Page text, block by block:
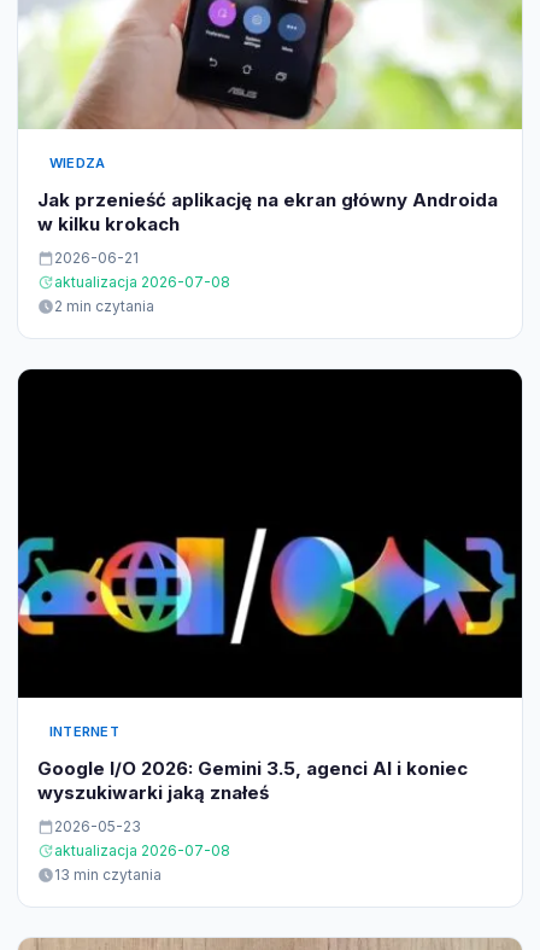
WIEDZA
Jak przenieść aplikację na ekran główny Androida
w kilku krokach
2026-06-21
aktualizacja 2026-07-08
2 min czytania
INTERNET
Google I/O 2026: Gemini 3.5, agenci AI i koniec
wyszukiwarki jaką znałeś
2026-05-23
aktualizacja 2026-07-08
13 min czytania